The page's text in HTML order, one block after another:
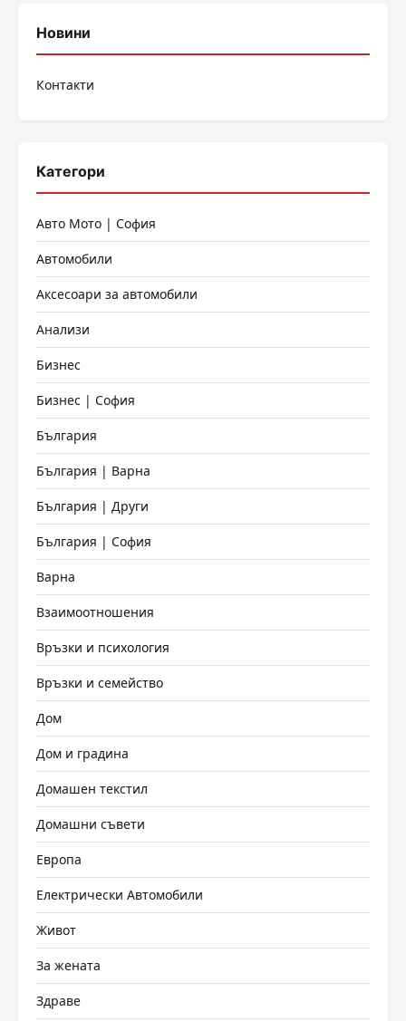
Новини
Контакти
Категори
Авто Мото | София
Автомобили
Аксесоари за автомобили
Анализи
Бизнес
Бизнес | София
България
България | Варна
България | Други
България | София
Варна
Взаимоотношения
Връзки и психология
Връзки и семейство
Дом
Дом и градина
Домашен текстил
Домашни съвети
Европа
Електрически Автомобили
Живот
За жената
Здраве